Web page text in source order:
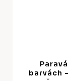
barvách